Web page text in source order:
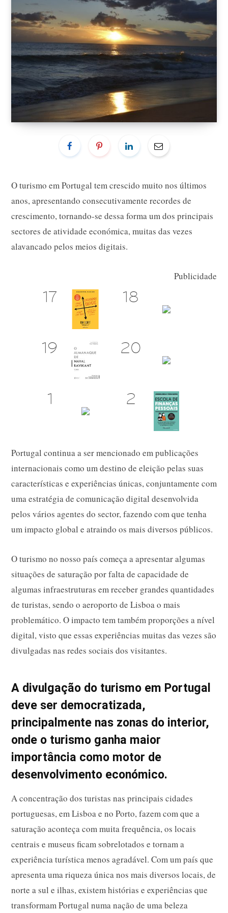
O turismo em Portugal tem crescido muito nos últimos
anos, apresentando consecutivamente recordes de
crescimento, tornando-se dessa forma um dos principais
sectores de atividade económica, muitas das vezes
alavancado pelos meios digitais.
Publicidade
Portugal continua a ser mencionado em publicações
internacionais como um destino de eleição pelas suas
características e experiências únicas, conjuntamente com
uma estratégia de comunicação digital desenvolvida
pelos vários agentes do sector, fazendo com que tenha
um impacto global e atraindo os mais diversos públicos.
O turismo no nosso país começa a apresentar algumas
situações de saturação por falta de capacidade de
algumas infraestruturas em receber grandes quantidades
de turistas, sendo o aeroporto de Lisboa o mais
problemático. O impacto tem também proporções a nível
digital, visto que essas experiências muitas das vezes são
divulgadas nas redes sociais dos visitantes.
A divulgação do turismo em Portugal
deve ser democratizada,
principalmente nas zonas do interior,
onde o turismo ganha maior
importância como motor de
desenvolvimento económico.
A concentração dos turistas nas principais cidades
portuguesas, em Lisboa e no Porto, fazem com que a
saturação aconteça com muita frequência, os locais
centrais e museus ficam sobrelotados e tornam a
experiência turística menos agradável. Com um país que
apresenta uma riqueza única nos mais diversos locais, de
norte a sul e ilhas, existem histórias e experiências que
transformam Portugal numa nação de uma beleza